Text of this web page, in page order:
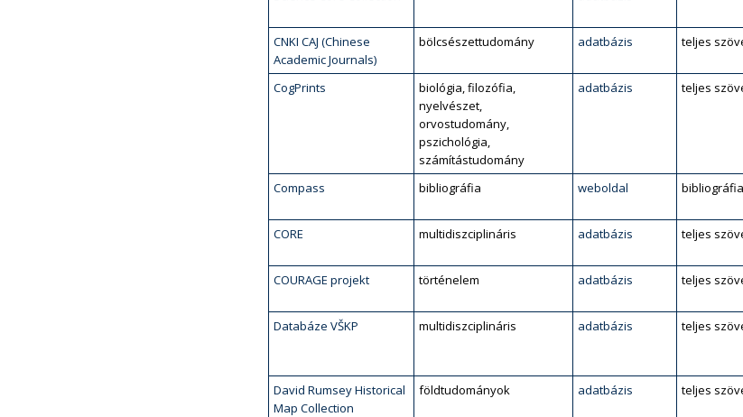
CNKI CAJ (Chinese
Academic Journals)
bölcsészettudomány adatbázis teljes
CogPrints
biológia, filozófia,
nyelvészet,
orvostudomány,
pszichológia,
számítástudomány
adatbázis teljes
Compass bibliográfia weboldal bibliográfia
CORE
multidiszciplináris adatbázis teljes
COURAGE projekt
történelem adatbázis teljes
Databáze VŠKP
multidiszciplináris adatbázis teljes
David Rumsey Historical
Map Collection
földtudományok adatbázis teljes